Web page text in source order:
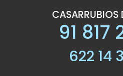
CASARRUBIOS
91 817
622 14